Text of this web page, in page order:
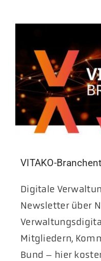
VITAKO-
Digitale
Newsletter über
Mitgliedern,
Bund – hier